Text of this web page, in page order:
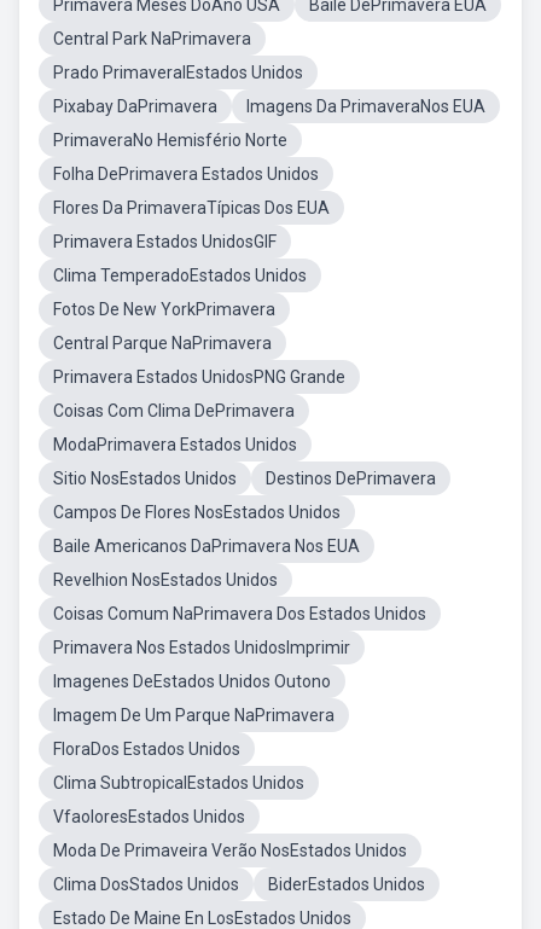
Primavera Meses DoAno USA
Baile DePrimavera EUA
Central Park NaPrimavera
Prado PrimaveralEstados Unidos
Pixabay DaPrimavera
Imagens Da PrimaveraNos EUA
PrimaveraNo Hemisfério Norte
Folha DePrimavera Estados Unidos
Flores Da PrimaveraTípicas Dos EUA
Primavera Estados UnidosGIF
Clima TemperadoEstados Unidos
Fotos De New YorkPrimavera
Central Parque NaPrimavera
Primavera Estados UnidosPNG Grande
Coisas Com Clima DePrimavera
ModaPrimavera Estados Unidos
Sitio NosEstados Unidos
Destinos DePrimavera
Campos De Flores NosEstados Unidos
Baile Americanos DaPrimavera Nos EUA
Revelhion NosEstados Unidos
Coisas Comum NaPrimavera Dos Estados Unidos
Primavera Nos Estados UnidosImprimir
Imagenes DeEstados Unidos Outono
Imagem De Um Parque NaPrimavera
FloraDos Estados Unidos
Clima SubtropicalEstados Unidos
VfaoloresEstados Unidos
Moda De Primaveira Verão NosEstados Unidos
Clima DosStados Unidos
BiderEstados Unidos
Estado De Maine En LosEstados Unidos